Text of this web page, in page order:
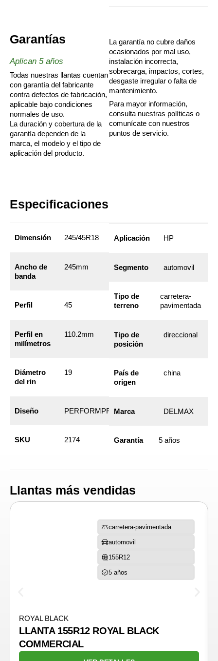
Garantías
Aplican 5 años
Todas nuestras llantas cuentan
con garantía del fabricante
contra defectos de fabricación,
aplicable bajo condiciones
normales de uso.
La duración y cobertura de la
garantía dependen de la
marca, el modelo y el tipo de
aplicación del producto.
La garantía no cubre daños
ocasionados por mal uso,
instalación incorrecta,
sobrecarga, impactos, cortes,
desgaste irregular o falta de
mantenimiento.
Para mayor información,
consulta nuestras políticas o
comunícate con nuestros
puntos de servicio.
Especificaciones
Dimensión 245/45R18
Ancho de
banda
245mm
Perfil 45
Perfil en
milímetros
110.2mm
Diámetro
del rin
19
Diseño PERFORMPRO
SKU 2174
Aplicación HP
Segmento automovil
Tipo de
terreno
carretera-
pavimentada
Tipo de
posición
direccional
País de
origen
china
Marca DELMAX
Garantía 5 años
Llantas más vendidas
carretera-pavimentada
automovil
155R12
5 años
ROYAL BLACK
LLANTA 155R12 ROYAL BLACK
COMMERCIAL